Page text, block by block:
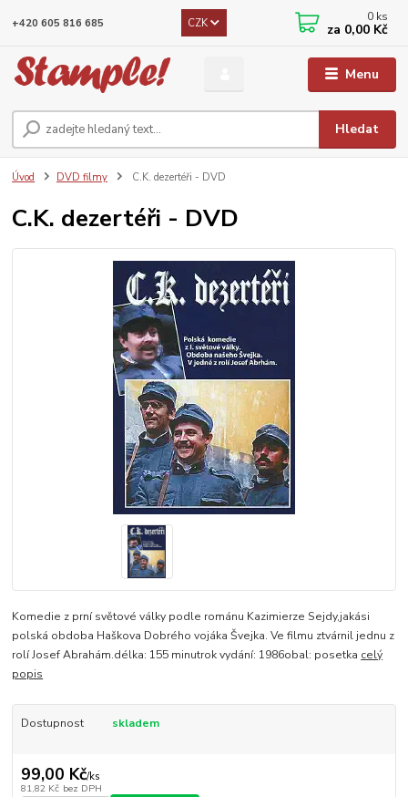
Menu
CZK
Hledat
+420 605 816 685 0 ks
za 0,00 Kč
Úvod DVD filmy C.K. dezertéři - DVD
C.K. dezertéři - DVD
Komedie z prní světové války podle románu Kazimierze Sejdy,jakási
polská obdoba Haškova Dobrého vojáka Švejka. Ve filmu ztvárnil jednu z
rolí Josef Abrahám.délka: 155 minutrok vydání: 1986obal: posetka celý
popis
Dostupnost skladem
99,00 Kč/ks
81,82 Kč bez DPH